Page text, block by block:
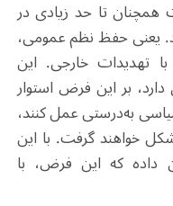
همچنان تا حد زیادی در
یعنی حفظ نظم عمومی،
تهدیدات خارجی. این
بر این فرض استوار
به‌درستی عمل کنند،
خواهند گرفت. با این
داده که این فرض، با